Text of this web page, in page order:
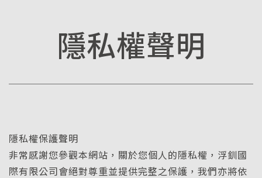
隱私權聲明
隱私權保護聲明
非常感謝您參觀本網站，關於您個人的隱私權，浮釧國
際有限公司會絕對尊重並提供完整之保護，我們亦將依